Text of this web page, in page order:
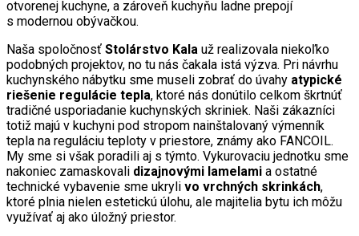
otvorenej kuchyne, a zároveň kuchyňu ladne prepojí
s modernou obývačkou.
Naša spoločnosť Stolárstvo Kala už realizovala niekoľko
podobných projektov, no tu nás čakala istá výzva. Pri návrhu
kuchynského nábytku sme museli zobrať do úvahy atypické
riešenie regulácie tepla, ktoré nás donútilo celkom škrtnúť
tradičné usporiadanie kuchynských skriniek. Naši zákazníci
totiž majú v kuchyni pod stropom nainštalovaný výmenník
tepla na reguláciu teploty v priestore, známy ako FANCOIL.
My sme si však poradili aj s týmto. Vykurovaciu jednotku sme
nakoniec zamaskovali dizajnovými lamelami a ostatné
technické vybavenie sme ukryli vo vrchných skrinkách,
ktoré plnia nielen estetickú úlohu, ale majitelia bytu ich môžu
využívať aj ako úložný priestor.